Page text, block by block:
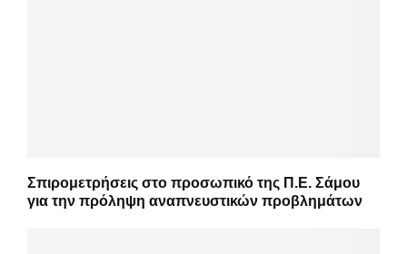
Σπιρομετρήσεις στο προσωπικό της Π.Ε. Σάμου
για την πρόληψη αναπνευστικών προβλημάτων